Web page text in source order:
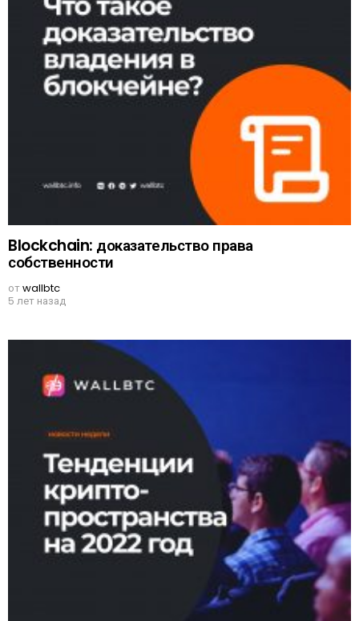
Blockchain: доказательство права
собственности
отwallbtc
5 лет назад